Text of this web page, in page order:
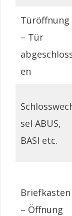
Türöffnung
– Tür
en
sel ABUS,
BASI etc.
Briefkasten
– Öffnung